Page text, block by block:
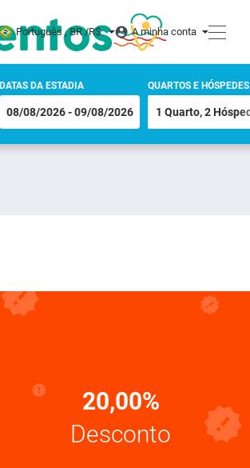
Português , BR /R$ A minha conta
DATAS DA ESTADIA QUARTOS E HÓSPEDES
20,00%
Desconto